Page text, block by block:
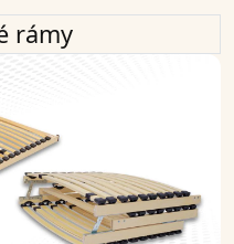
rámy